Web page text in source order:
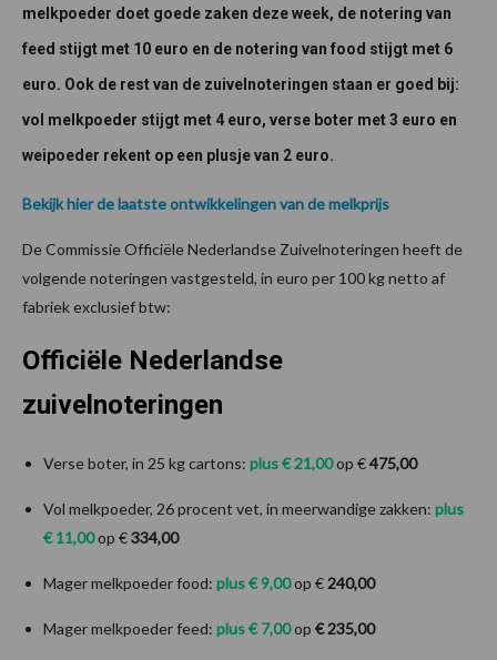
melkpoeder doet goede zaken deze week, de notering van
feed stijgt met 10 euro en de notering van food stijgt met 6
euro. Ook de rest van de zuivelnoteringen staan er goed bij:
vol melkpoeder stijgt met 4 euro, verse boter met 3 euro en
weipoeder rekent op een plusje van 2 euro.
Bekijk hier de laatste ontwikkelingen van de melkprijs
De Commissie Officiële Nederlandse Zuivelnoteringen heeft de
volgende noteringen vastgesteld, in euro per 100 kg netto af
fabriek exclusief btw:
Officiële Nederlandse
zuivelnoteringen
Verse boter, in 25 kg cartons: plus € 21,00op €475,00
Vol melkpoeder, 26 procent vet, in meerwandige zakken: plus
€ 11,00op €334,00
Mager melkpoeder food: plus € 9,00op € 240,00
Mager melkpoeder feed: plus € 7,00op € 235,00